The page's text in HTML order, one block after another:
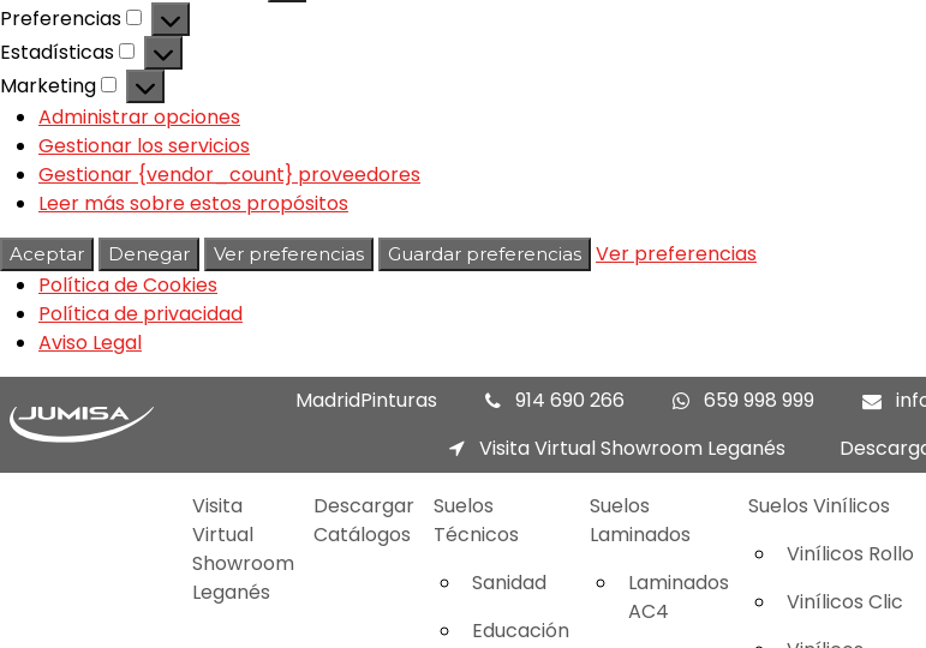
Preferencias
Estadísticas
Marketing
Administrar opciones
Gestionar los servicios
Gestionar {vendor_count} proveedores
Leer más sobre estos propósitos
Aceptar Denegar Ver preferencias Guardar preferencias
Ver preferencias
Política de Cookies
Política de privacidad
Aviso Legal
MadridPinturas 914 690 266 659 998 999
Visita Virtual Showroom Leganés
Visita
Virtual
Showroom
Leganés
Descargar
Catálogos
Suelos
Técnicos
Sanidad
Educación
Suelos
Laminados
Laminados
AC4
Suelos Vinílicos
Vinílicos Rollo
Vinílicos Clic